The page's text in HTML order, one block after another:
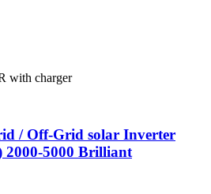
with charger
/ Off-Grid solar Inverter
2000-5000 Brilliant